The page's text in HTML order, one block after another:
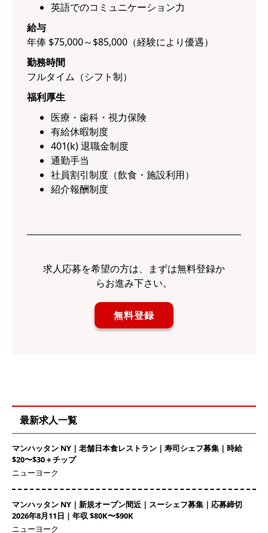
英語でのコミュニケーション力
給与
年俸 $75,000～$85,000（経験により優遇）
勤務時間
フルタイム（シフト制）
福利厚生
医療・歯科・視力保険
有給休暇制度
401(k) 退職金制度
通勤手当
社員割引制度（飲食・施設利用）
紹介報酬制度
求人応募を希望の方は、まずは無料登録か
らお進み下さい。
無料登録
最新求人一覧
マンハッタン NY｜老舗日本食レストラン｜寿司シェフ募集｜時給
$20〜$30＋チップ
ニューヨーク
マンハッタン NY｜新規オープン間近｜スーシェフ募集｜応募締切
2026年8月11日 | 年収 $80K〜$90K
ニューヨーク